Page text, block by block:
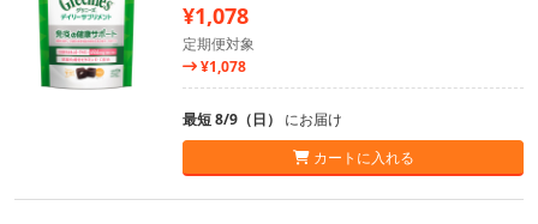
¥1,078
定期便対象
¥1,078
最短 8/9（日） にお届け
カートに入れる